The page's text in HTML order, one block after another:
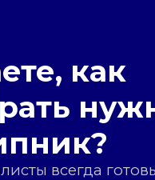
как
всегда